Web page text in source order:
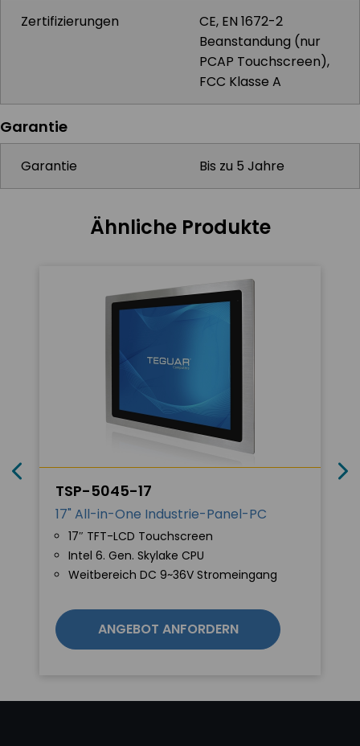
Zertifizierungen
CE, EN 1672-2
Beanstandung (nur
PCAP Touchscreen),
FCC Klasse A
Garantie
Garantie Bis zu 5 Jahre
Ähnliche Produkte
TSP-5045-17
17" All-in-One Industrie-Panel-PC
17″ TFT-LCD Touchscreen
Intel 6. Gen. Skylake CPU
Weitbereich DC 9~36V Stromeingang
ANGEBOT ANFORDERN